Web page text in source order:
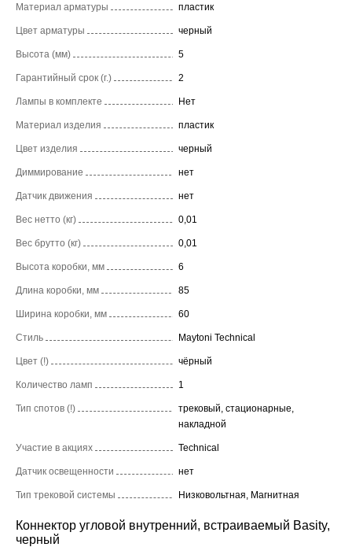
Материал арматуры пластик
Цвет арматуры черный
Высота (мм) 5
Гарантийный срок (г.) 2
Лампы в комплекте Нет
Материал изделия пластик
Цвет изделия черный
Диммирование нет
Датчик движения нет
Вес нетто (кг) 0,01
Вес брутто (кг) 0,01
Высота коробки, мм 6
Длина коробки, мм 85
Ширина коробки, мм 60
Стиль Maytoni Technical
Цвет (!) чёрный
Количество ламп 1
Тип спотов (!)
трековый, стационарные,
накладной
Участие в акциях Technical
Датчик освещенности нет
Тип трековой системы Низковольтная, Магнитная
Коннектор угловой внутренний, встраиваемый Basity,
черный